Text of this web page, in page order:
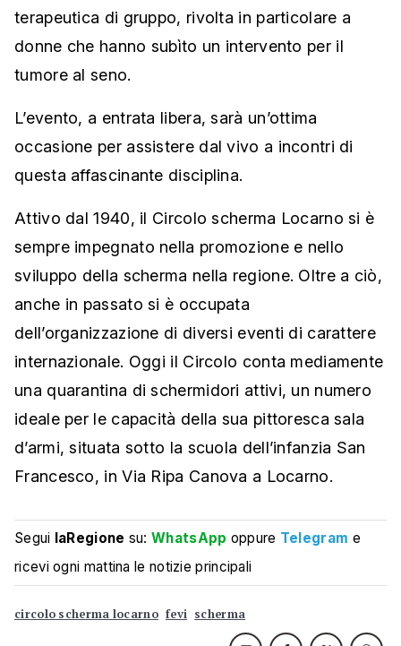
terapeutica di gruppo, rivolta in particolare a
donne che hanno subìto un intervento per il
tumore al seno.
L’evento, a entrata libera, sarà un’ottima
occasione per assistere dal vivo a incontri di
questa affascinante disciplina.
Attivo dal 1940, il Circolo scherma Locarno si è
sempre impegnato nella promozione e nello
sviluppo della scherma nella regione. Oltre a ciò,
anche in passato si è occupata
dell’organizzazione di diversi eventi di carattere
internazionale. Oggi il Circolo conta mediamente
una quarantina di schermidori attivi, un numero
ideale per le capacità della sua pittoresca sala
d’armi, situata sotto la scuola dell’infanzia San
Francesco, in Via Ripa Canova a Locarno.
Segui laRegione su:WhatsApp oppure Telegram e
ricevi ogni mattina le notizie principali
circolo scherma locarno fevi scherma